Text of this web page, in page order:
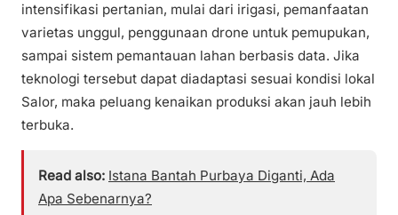
intensifikasi pertanian, mulai dari irigasi, pemanfaatan
varietas unggul, penggunaan drone untuk pemupukan,
sampai sistem pemantauan lahan berbasis data. Jika
teknologi tersebut dapat diadaptasi sesuai kondisi lokal
Salor, maka peluang kenaikan produksi akan jauh lebih
terbuka.
Read also: Istana Bantah Purbaya Diganti, Ada
Apa Sebenarnya?